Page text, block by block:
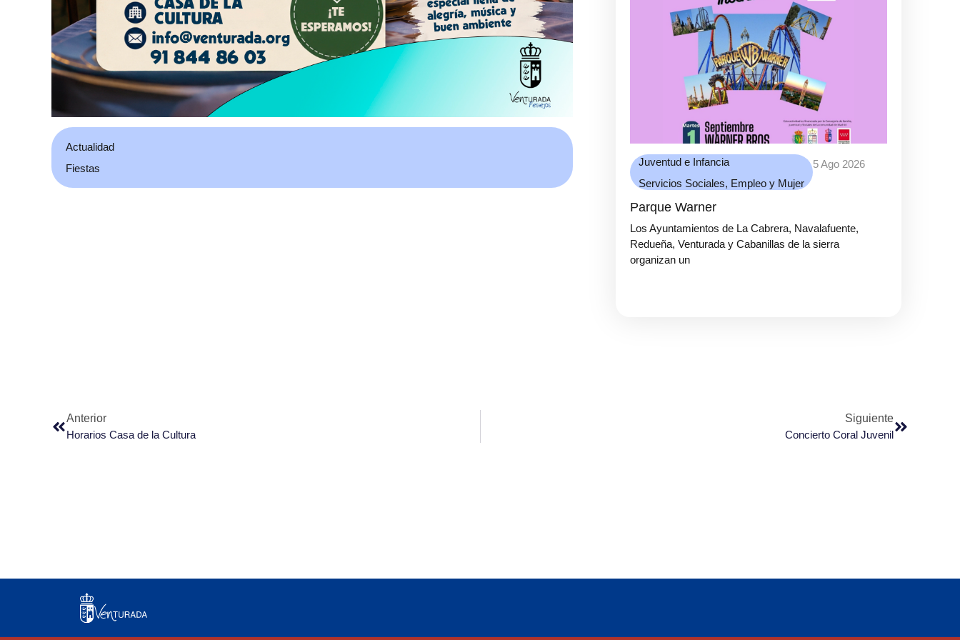
Actualidad
Fiestas
Juventud e Infancia
Servicios Sociales, Empleo y Mujer
5 Ago 2026
Parque Warner
Los Ayuntamientos de La Cabrera, Navalafuente,
Redueña, Venturada y Cabanillas de la sierra
organizan un
Anterior
Horarios Casa de la Cultura
Siguiente
Concierto Coral Juvenil